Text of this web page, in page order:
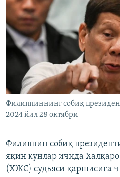
Филиппиннинг собиқ
2024 йил 28 октябри
Филиппин собиқ
яқин кунлар ичида
(ХЖС) судьяси қаршисига